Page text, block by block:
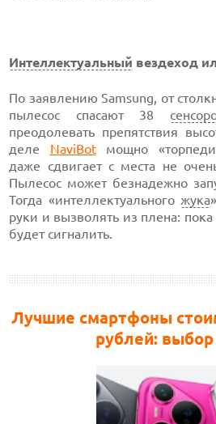
Интеллектуальный вездеход
По заявлению Samsung, от
пылесос спасают 38
преодолевать препятствия
деле NaviBotмощно
даже сдвигает с места не
Пылесос может безнадежно
Тогда «интеллектуального жука
руки и вызволять из плена: пока
будет сигналить.
Лучшие смартфоны
рублей: выбор